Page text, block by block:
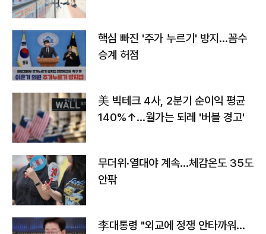
핵심 빠진 '주가 누르기' 방지…꼼수
승계 허점
美 빅테크 4사, 2분기 순이익 평균
140%↑…월가는 되레 '버블 경고'
무더위·열대야 계속…체감온도 35도
안팎
李대통령 "외교에 정쟁 안타까워…